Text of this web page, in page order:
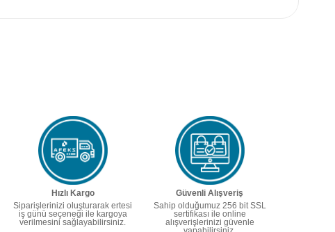
Hızlı Kargo
Siparişlerinizi oluşturarak ertesi
iş günü seçeneği ile kargoya
verilmesini sağlayabilirsiniz.
Güvenli Alışveriş
Sahip olduğumuz 256 bit SSL
sertifikası ile online
alışverişlerinizi güvenle